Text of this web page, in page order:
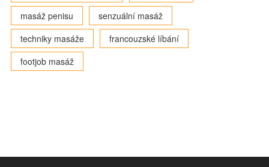
masáž penisu
senzuální masáž
techniky masáže
francouzské líbání
footjob masáž